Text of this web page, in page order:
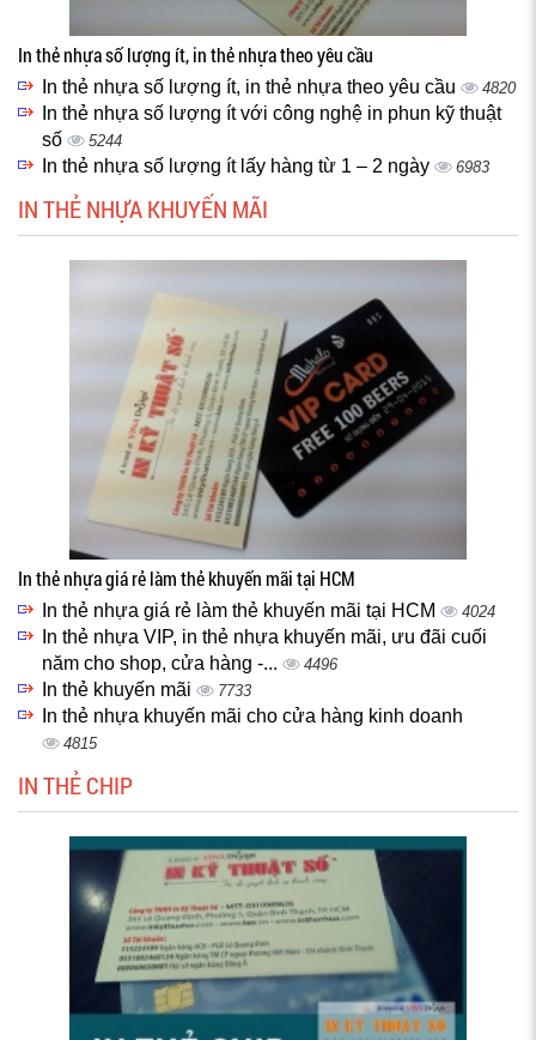
In thẻ nhựa số lượng ít, in thẻ nhựa theo yêu cầu
In thẻ nhựa số lượng ít, in thẻ nhựa theo yêu cầu 4820
In thẻ nhựa số lượng ít với công nghệ in phun kỹ thuật
số
5244
In thẻ nhựa số lượng ít lấy hàng từ 1 – 2 ngày 6983
IN THẺ NHỰA KHUYẾN MÃI
In thẻ nhựa giá rẻ làm thẻ khuyến mãi tại HCM
In thẻ nhựa giá rẻ làm thẻ khuyến mãi tại HCM 4024
In thẻ nhựa VIP, in thẻ nhựa khuyến mãi, ưu đãi cuối
năm cho shop, cửa hàng -...
4496
In thẻ khuyến mãi 7733
In thẻ nhựa khuyến mãi cho cửa hàng kinh doanh
4815
IN THẺ CHIP